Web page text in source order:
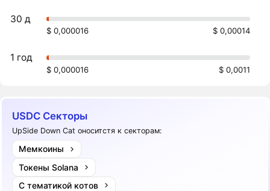
30 д
$ 0,000016 $ 0,00014
1 год
$ 0,000016 $ 0,0011
USDC Секторы
UpSide Down Cat оноситстя к секторам:
Мемкоины
Токены Solana
С тематикой котов